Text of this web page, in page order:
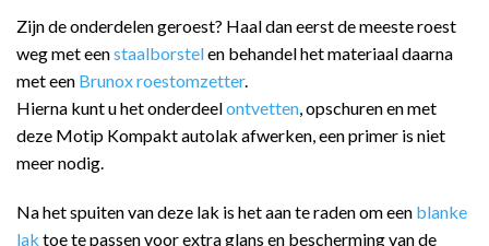
Zijn de onderdelen geroest? Haal dan eerst de meeste roest
weg met eenstaalborstelen behandel het materiaal daarna
met een Brunox roestomzetter.
Hierna kunt u het onderdeelontvetten , opschuren en met
deze Motip Kompakt autolak afwerken, een primer is niet
meer nodig.
Na het spuiten van deze lak is het aan te raden om een blanke
lak toe te passen voor extra glans en bescherming van de